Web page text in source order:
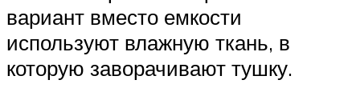
вариант вместо емкости
используют влажную ткань, в
которую заворачивают тушку.